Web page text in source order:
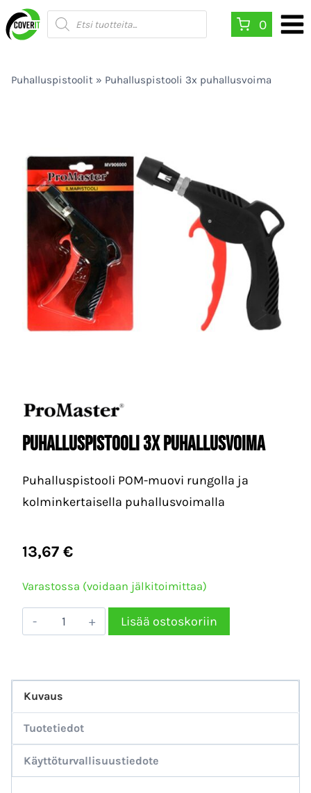
Siirry
sisältöön
Products
search
0
Puhalluspistoolit » Puhalluspistooli 3x puhallusvoima
Puhalluspistooli 3x puhallusvoima
Puhalluspistooli POM-muovi rungolla ja
kolminkertaisella puhallusvoimalla
13,67 €
Varastossa (voidaan jälkitoimittaa)
Puhalluspistooli
3x
määrä
Lisää ostoskoriin
Kuvaus
Tuotetiedot
Käyttöturvallisuustiedote